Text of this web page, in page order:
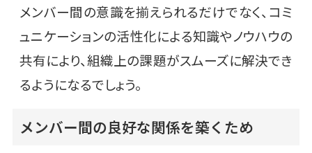
メンバー間の意識を揃えられるだけでなく、コミ
ュニケーションの活性化による知識やノウハウの
共有により、組織上の課題がスムーズに解決でき
るようになるでしょう。
メンバー間の良好な関係を築くため